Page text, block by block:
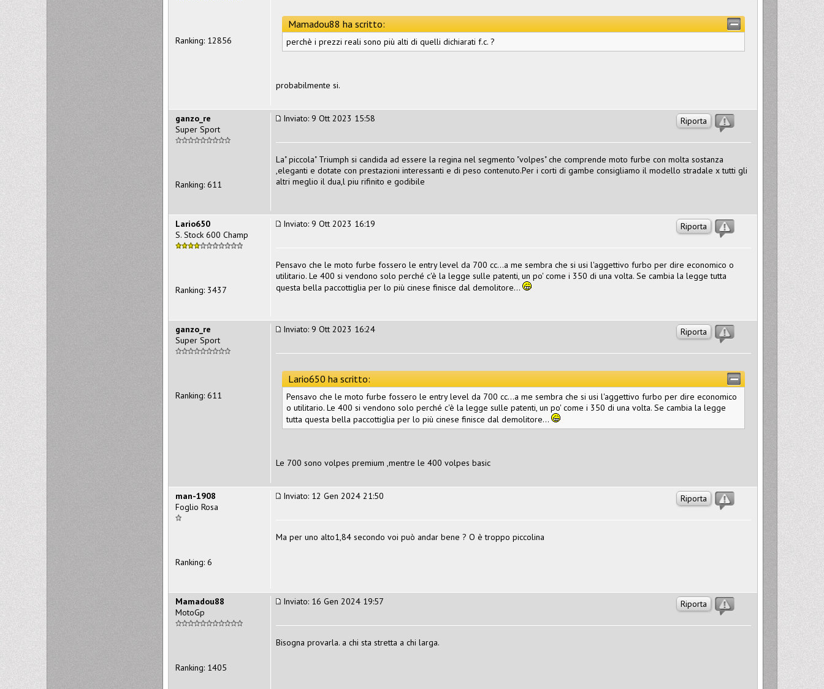
Mamadou88 ha scritto:
perchè i prezzi reali sono più alti di quelli dichiarati f.c. ?
probabilmente si.
Ranking: 12856
Riporta
Inviato: 9 Ott 2023 15:58
La" piccola" Triumph si candida ad essere la regina nel segmento "volpes" che comprende moto furbe con molta sostanza
,eleganti e dotate con prestazioni interessanti e di peso contenuto.Per i corti di gambe consigliamo il modello stradale x tutti gli
altri meglio il dua,l piu rifinito e godibile
ganzo_re
Super Sport
Ranking: 611
Riporta
Inviato: 9 Ott 2023 16:19
Pensavo che le moto furbe fossero le entry level da 700 cc...a me sembra che si usi l'aggettivo furbo per dire economico o
utilitario. Le 400 si vendono solo perché c'è la legge sulle patenti, un po' come i 350 di una volta. Se cambia la legge tutta
questa bella paccottiglia per lo più cinese finisce dal demolitore...
Lario650
S. Stock 600 Champ
Ranking: 3437
Riporta
Inviato: 9 Ott 2023 16:24
Lario650 ha scritto:
Pensavo che le moto furbe fossero le entry level da 700 cc...a me sembra che si usi l'aggettivo furbo per dire economico
o utilitario. Le 400 si vendono solo perché c'è la legge sulle patenti, un po' come i 350 di una volta. Se cambia la legge
tutta questa bella paccottiglia per lo più cinese finisce dal demolitore...
Le 700 sono volpes premium ,mentre le 400 volpes basic
ganzo_re
Super Sport
Ranking: 611
Riporta
Inviato: 12 Gen 2024 21:50
Ma per uno alto1,84 secondo voi può andar bene ? O è troppo piccolina
man-1908
Foglio Rosa
Ranking: 6
Riporta
Inviato: 16 Gen 2024 19:57
Bisogna provarla. a chi sta stretta a chi larga.
Mamadou88
MotoGp
Ranking: 1405